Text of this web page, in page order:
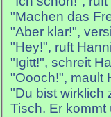
"Machen das
"Aber klar!",
"Hey!", ruft
"Igitt!", schreit
"Oooch!", mault
"Du bist wirklich
Tisch. Er